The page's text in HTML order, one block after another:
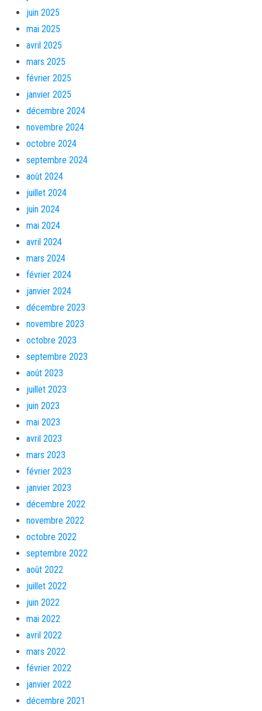
juin 2025
mai 2025
avril 2025
mars 2025
février 2025
janvier 2025
décembre 2024
novembre 2024
octobre 2024
septembre 2024
août 2024
juillet 2024
juin 2024
mai 2024
avril 2024
mars 2024
février 2024
janvier 2024
décembre 2023
novembre 2023
octobre 2023
septembre 2023
août 2023
juillet 2023
juin 2023
mai 2023
avril 2023
mars 2023
février 2023
janvier 2023
décembre 2022
novembre 2022
octobre 2022
septembre 2022
août 2022
juillet 2022
juin 2022
mai 2022
avril 2022
mars 2022
février 2022
janvier 2022
décembre 2021